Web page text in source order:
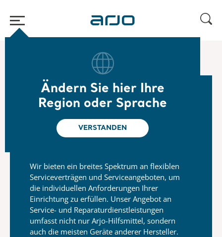
Ändern Sie hier Ihre
Region oder Sprache
VERSTANDEN
Wartungsservice
Flexible Serviceverträge
für Ihre individuellen
Anforderungen
Wir bieten ein breites Spektrum an flexiblen
Serviceverträgen und Serviceangeboten, um
die individuellen Anforderungen Ihrer
Einrichtung zu erfüllen. Unser Angebot an
Service- und Reparaturdienstleistungen
umfasst nicht nur Arjo-Hilfsmittel, sondern
auch die meisten Geräte anderer Hersteller.